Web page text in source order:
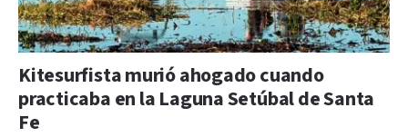
Kitesurfista murió ahogado cuando
practicaba en la Laguna Setúbal de Santa
Fe